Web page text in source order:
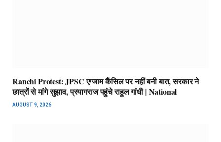
Ranchi Protest: JPSC एग्जाम कैंसिल पर नहीं बनी बात, सरकार ने
छात्रों से मांगे सुझाव, प्रयागराज पहुंचे राहुल गांधी | National
AUGUST 9, 2026